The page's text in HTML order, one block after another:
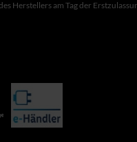
Herstellers am Tag der